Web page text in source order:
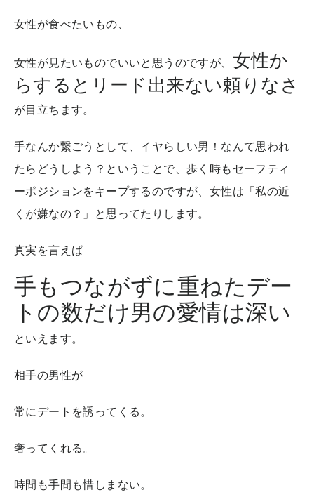
女性が食べたいもの、
女性が見たいものでいいと思うのですが、 女性か
らするとリード出来ない頼りなさ
が目立ちます。
手なんか繋ごうとして、イヤらしい男！なんて思われ
たらどうしよう？ということで、歩く時もセーフティ
ーポジションをキープするのですが、女性は「私の近
くが嫌なの？」と思ってたりします。
真実を言えば
手もつながずに重ねたデー
トの数だけ男の愛情は深い
といえます。
相手の男性が
常にデートを誘ってくる。
奢ってくれる。
時間も手間も惜しまない。